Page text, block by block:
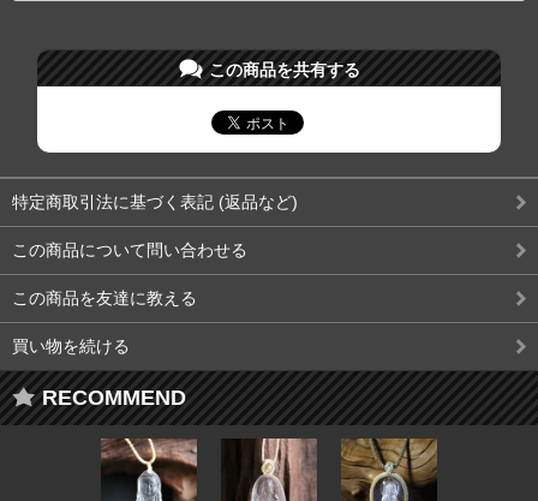
この商品を共有する
特定商取引法に基づく表記 (返品など)
この商品について問い合わせる
この商品を友達に教える
買い物を続ける
RECOMMEND